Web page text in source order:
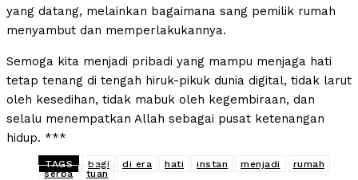
yang datang, melainkan bagaimana sang pemilik rumah
menyambut dan memperlakukannya.
Semoga kita menjadi pribadi yang mampu menjaga hati
tetap tenang di tengah hiruk-pikuk dunia digital, tidak larut
oleh kesedihan, tidak mabuk oleh kegembiraan, dan
selalu menempatkan Allah sebagai pusat ketenangan
hidup. ***
TAGS bagi di era hati instan menjadi
rumah
serba
tuan